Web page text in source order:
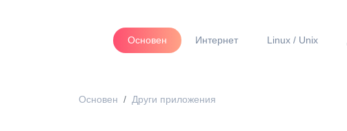
Основен Интернет Linux / Unix
Основен Други приложения